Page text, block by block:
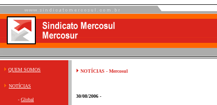
QUEM SOMOS
NOTÍCIAS
- Global
NOTÍCIAS - Mercosul
30/08/2006 -